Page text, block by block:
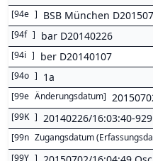
[94e ] BSB München
[94f ] bar D20140226
[94i ] ber D20140107
[94o ] 1a
[99e Änderungsdatum]
[99K ] 20140226/16:03:40-
[99n Zugangsdatum
[99Y ]